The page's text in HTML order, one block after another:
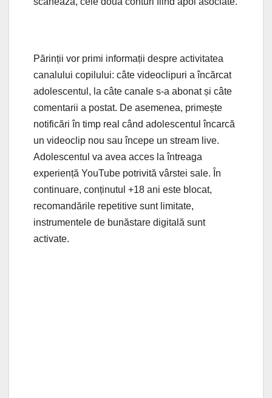
Părinții vor primi informații despre activitatea
canalului copilului: câte videoclipuri a încărcat
adolescentul, la câte canale s-a abonat și câte
comentarii a postat. De asemenea, primește
notificări în timp real când adolescentul încarcă
un videoclip nou sau începe un stream live.
Adolescentul va avea acces la întreaga
experiență YouTube potrivită vârstei sale. În
continuare, conținutul +18 ani este blocat,
recomandările repetitive sunt limitate,
instrumentele de bunăstare digitală sunt
activate.